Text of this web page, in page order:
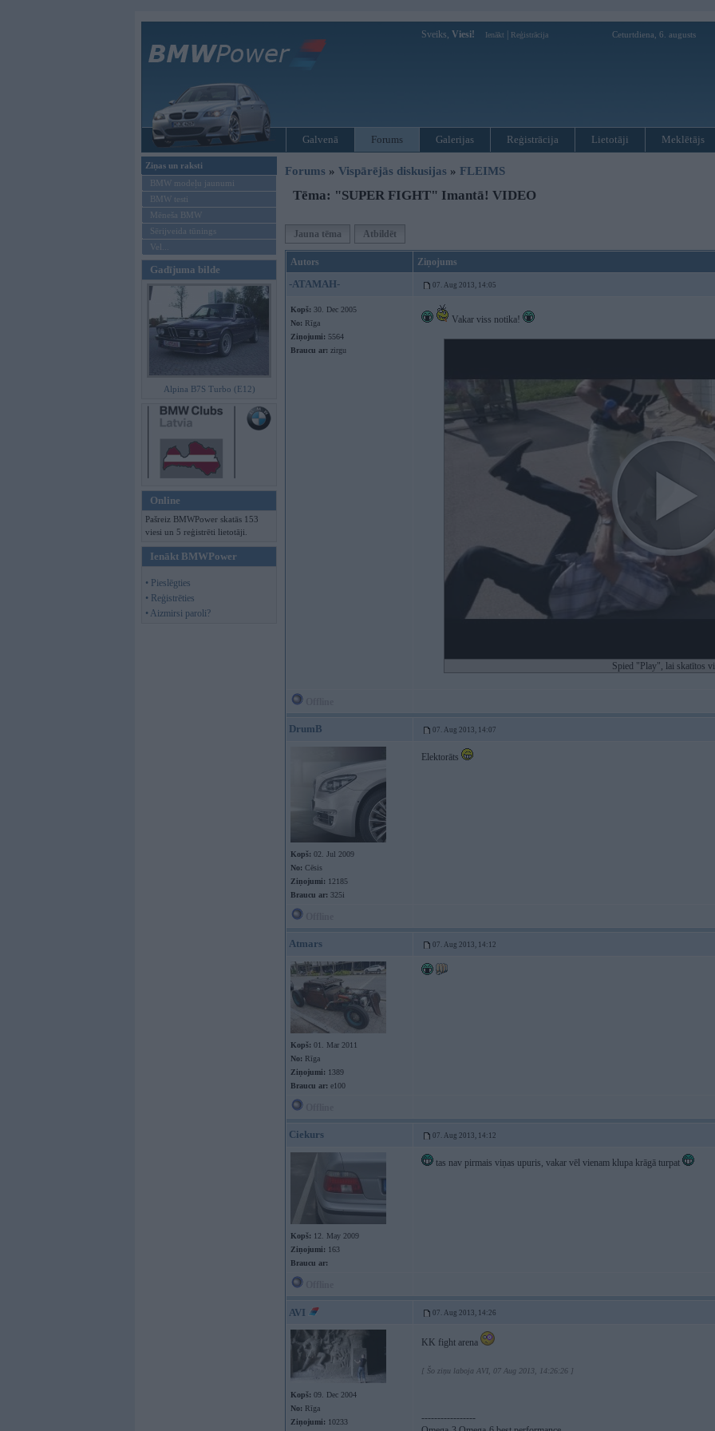
Sveiks, Viesi! Ienākt Reģistrācija Ceturtdiena, 6. augusts
Galvenā Forums Galerijas Reģistrācija Lietotāji Meklētājs
Ziņas un raksti
BMW modeļu jaunumi
BMW testi
Mēneša BMW
Sērijveida tūnings
Vel...
Gadījuma bilde
Alpina B7S Turbo (E12)
Online
Pašreiz BMWPower skatās 153
viesi un 5 reģistrēti lietotāji.
Ienākt BMWPower
• Pieslēgties
• Reģistrēties
• Aizmirsi paroli?
Forums » Vispārējās diskusijas » FLEIMS
Tēma: "SUPER FIGHT" Imantā! VIDEO
Jauna tēma Atbildēt
Autors Ziņojums
-ATAMAH- 07. Aug 2013, 14:05
Kopš: 30. Dec 2005
No: Rīga
Ziņojumi: 5564
Braucu ar: zirgu
Vakar viss notika!
Spied "Play", lai skatītos
DrumB 07. Aug 2013, 14:07
Kopš: 02. Jul 2009
No: Cēsis
Ziņojumi: 12185
Braucu ar: 325i
Elektorāts
Atmars 07. Aug 2013, 14:12
Kopš: 01. Mar 2011
No: Rīga
Ziņojumi: 1389
Braucu ar: e100
Ciekurs 07. Aug 2013, 14:12
Kopš: 12. May 2009
Ziņojumi: 163
Braucu ar:
tas nav pirmais viņas upuris, vakar vēl vienam klupa krāgā turpat
AVI 07. Aug 2013, 14:26
Kopš: 09. Dec 2004
No: Rīga
Ziņojumi: 10233
KK fight arena
[ Šo ziņu laboja AVI, 07 Aug 2013, 14:26:26 ]
-----------------